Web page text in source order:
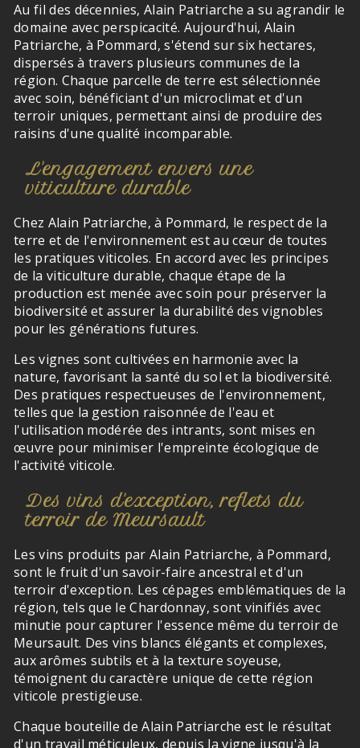
Au fil des décennies, Alain Patriarche a su agrandir le
domaine avec perspicacité. Aujourd'hui, Alain
Patriarche, à Pommard, s'étend sur six hectares,
dispersés à travers plusieurs communes de la
région. Chaque parcelle de terre est sélectionnée
avec soin, bénéficiant d'un microclimat et d'un
terroir uniques, permettant ainsi de produire des
raisins d'une qualité incomparable.
L'engagement envers une
viticulture durable
Chez Alain Patriarche, à Pommard, le respect de la
terre et de l'environnement est au cœur de toutes
les pratiques viticoles. En accord avec les principes
de la viticulture durable, chaque étape de la
production est menée avec soin pour préserver la
biodiversité et assurer la durabilité des vignobles
pour les générations futures.
Les vignes sont cultivées en harmonie avec la
nature, favorisant la santé du sol et la biodiversité.
Des pratiques respectueuses de l'environnement,
telles que la gestion raisonnée de l'eau et
l'utilisation modérée des intrants, sont mises en
œuvre pour minimiser l'empreinte écologique de
l'activité viticole.
Des vins d'exception, reflets du
terroir de Meursault
Les vins produits par Alain Patriarche, à Pommard,
sont le fruit d'un savoir-faire ancestral et d'un
terroir d'exception. Les cépages emblématiques de la
région, tels que le Chardonnay, sont vinifiés avec
minutie pour capturer l'essence même du terroir de
Meursault. Des vins blancs élégants et complexes,
aux arômes subtils et à la texture soyeuse,
témoignent du caractère unique de cette région
viticole prestigieuse.
Chaque bouteille de Alain Patriarche est le résultat
d'un travail méticuleux, depuis la vigne jusqu'à la